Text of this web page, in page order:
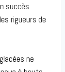
succès
rigueurs de
ne